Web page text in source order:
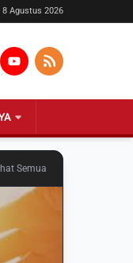
8 Agustus 2026
Semua